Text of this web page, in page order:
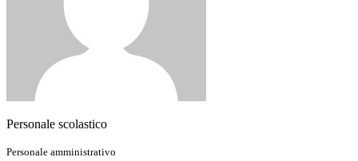
Personale scolastico
Personale amministrativo